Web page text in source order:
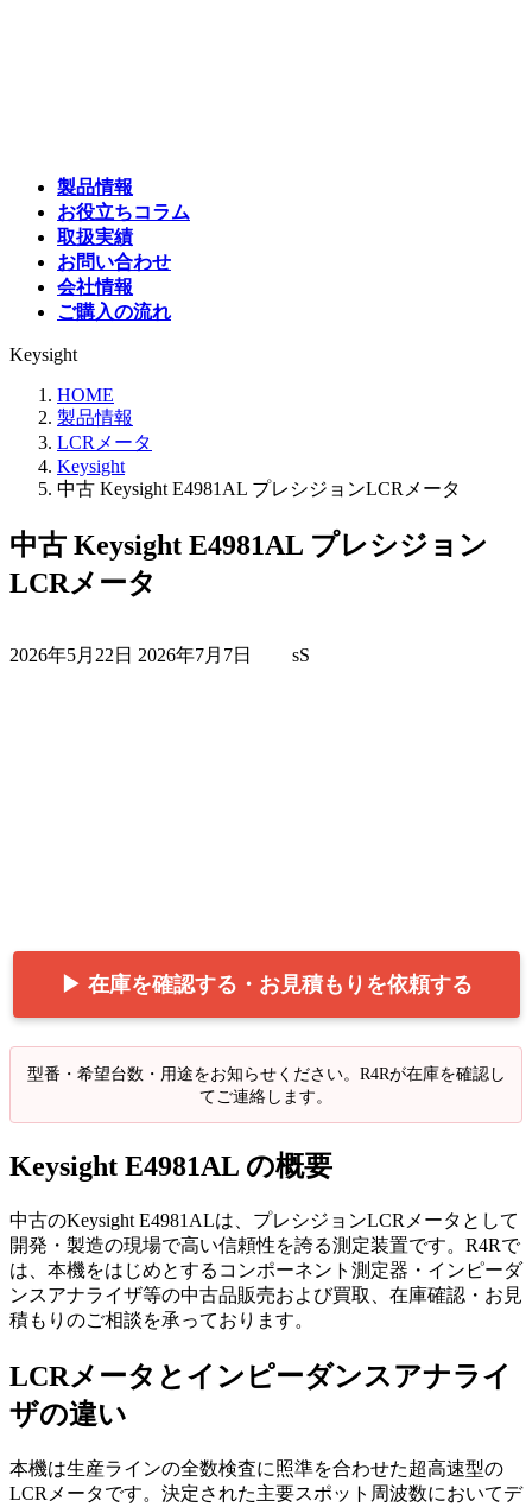
製品情報
お役立ちコラム
取扱実績
お問い合わせ
会社情報
ご購入の流れ
Keysight
HOME
製品情報
LCRメータ
Keysight
中古 Keysight E4981AL プレシジョンLCRメータ
中古 Keysight E4981AL プレシジョン
LCRメータ
2026年5月22日 終
2026年7月7日 sS
▶ 在庫を確認する・お見積もりを依頼する
型番・希望台数・用途をお知らせください。R4Rが在庫を確認し
てご連絡します。
Keysight E4981AL の概要
中古のKeysight E4981ALは、プレシジョンLCRメータとして
開発・製造の現場で高い信頼性を誇る測定装置です。R4Rで
は、本機をはじめとするコンポーネント測定器・インピーダ
ンスアナライザ等の中古品販売および買取、在庫確認・お見
積もりのご相談を承っております。
LCRメータとインピーダンスアナライ
ザの違い
本機は生産ラインの全数検査に照準を合わせた超高速型の
LCRメータです。決定された主要スポット周波数においてデ